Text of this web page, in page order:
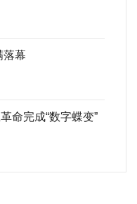
落幕
命完成“数字蝶变”